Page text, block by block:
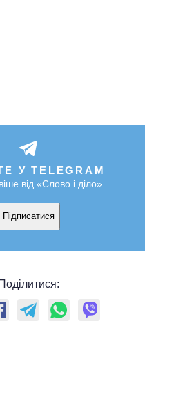
У TELEGRAM
від «Слово і діло»
Підписатися
Поділитися: